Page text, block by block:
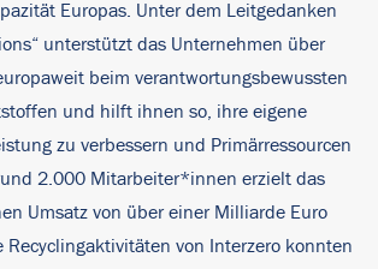
Europas. Unter dem Leitgedanken
unterstützt das Unternehmen über
beim verantwortungsbewussten
und hilft ihnen so, ihre eigene
zu verbessern und Primärressourcen
2.000 Mitarbeiter*innen erzielt das
Umsatz von über einer Milliarde Euro
Recyclingaktivitäten von Interzero konnten